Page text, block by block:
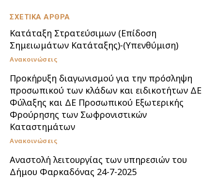
ΣΧΕΤΙΚΑ ΑΡΘΡΑ
Κατάταξη Στρατεύσιμων (Επίδοση
Σημειωμάτων Κατάταξης)-(Υπενθύμιση)
Ανακοινώσεις
Προκήρυξη διαγωνισμού για την πρόσληψη
προσωπικού των κλάδων και ειδικοτήτων ΔΕ
Φύλαξης και ΔΕ Προσωπικού Εξωτερικής
Φρούρησης των Σωφρονιστικών
Καταστημάτων
Ανακοινώσεις
Αναστολή λειτουργίας των υπηρεσιών του
Δήμου Φαρκαδόνας 24-7-2025